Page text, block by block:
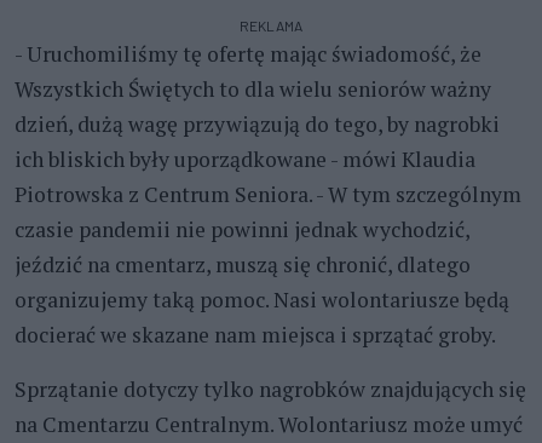
REKLAMA
- Uruchomiliśmy tę ofertę mając świadomość, że
Wszystkich Świętych to dla wielu seniorów ważny
dzień, dużą wagę przywiązują do tego, by nagrobki
ich bliskich były uporządkowane - mówi Klaudia
Piotrowska z Centrum Seniora. - W tym szczególnym
czasie pandemii nie powinni jednak wychodzić,
jeździć na cmentarz, muszą się chronić, dlatego
organizujemy taką pomoc. Nasi wolontariusze będą
docierać we skazane nam miejsca i sprzątać groby.
Sprzątanie dotyczy tylko nagrobków znajdujących się
na Cmentarzu Centralnym. Wolontariusz może umyć